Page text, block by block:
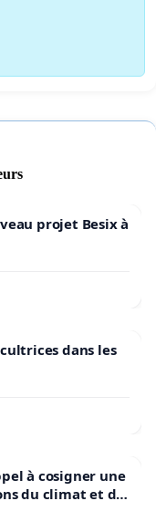
projet Besix à
dans les
à cosigner une
du climat et de